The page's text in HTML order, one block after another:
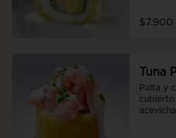
$7.900
Tuna
Palta y
cubierto